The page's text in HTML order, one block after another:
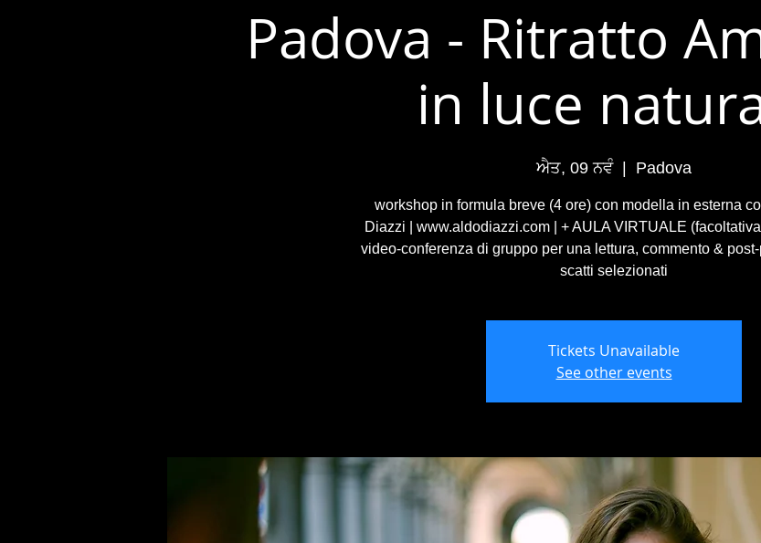
Padova - Ritratto
in luce
ਐਤ, 09 ਨਵੰ
  |
Padova
workshop in formula breve (4 ore) con modella in esterna
Diazzi | www.aldodiazzi.com | + AULA VIRTUALE
video-conferenza di gruppo per una lettura, commento &
scatti selezionati
Tickets Unavailable
See other events